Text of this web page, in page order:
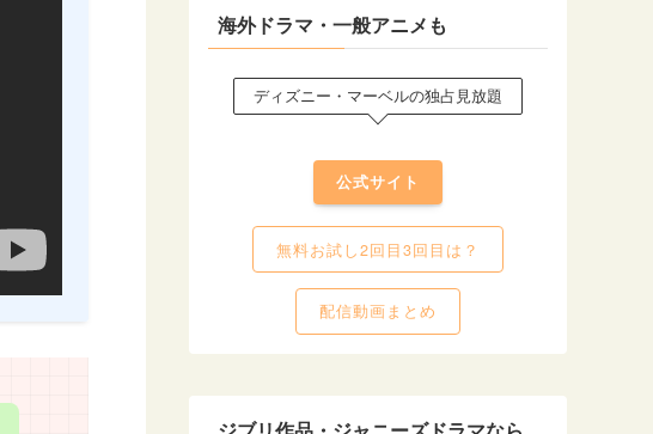
海外ドラマ・一般アニメも
ディズニー・マーベルの独占見放題
公式サイト
無料お試し2回目3回目は？
配信動画まとめ